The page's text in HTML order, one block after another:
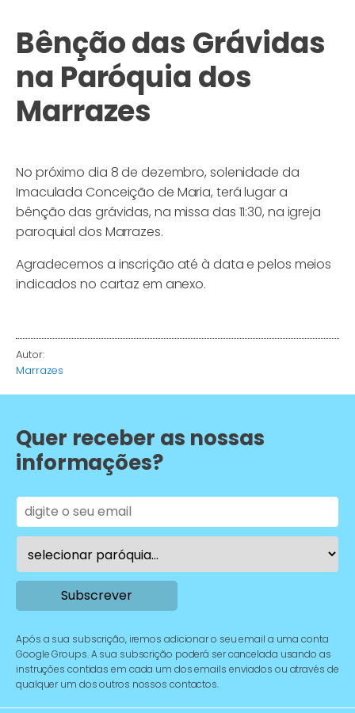
Bênção das Grávidas
na Paróquia dos
Marrazes
No próximo dia 8 de dezembro, solenidade da
Imaculada Conceição de Maria, terá lugar a
bênção das grávidas, na missa das 11:30, na igreja
paroquial dos Marrazes.
Agradecemos a inscrição até à data e pelos meios
indicados no cartaz em anexo.
Autor:
Marrazes
Quer receber as nossas
informações?
Após a sua subscrição, iremos adicionar o seu email a uma conta
Google Groups. A sua subscrição poderá ser cancelada usando as
instruções contidas em cada um dos emails enviados ou através de
qualquer um dos outros nossos contactos.